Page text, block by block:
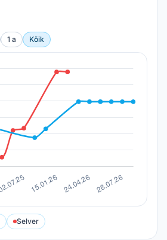
1 a Kõik
Selver